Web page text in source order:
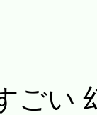
ごい